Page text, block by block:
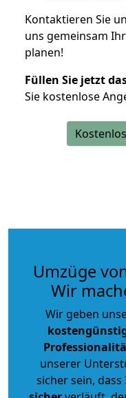
Kontaktieren Sie
uns gemeinsam
planen!
Füllen Sie jetzt
Sie kostenlose
Umzüge
Wir
Wir geben
unserer
sicher sein,